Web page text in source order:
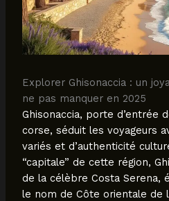
Explorer Ghisonaccia : un
ne pas manquer en 2025
Ghisonaccia, porte d’entrée
corse, séduit les voyageurs
variés et d’authenticité
“capitale” de cette région,
de la célèbre Costa Serena,
le nom de Côte orientale de